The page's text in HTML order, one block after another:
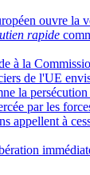
ouvre la
rapide
à la
de l'UE
la
par les
appellent à